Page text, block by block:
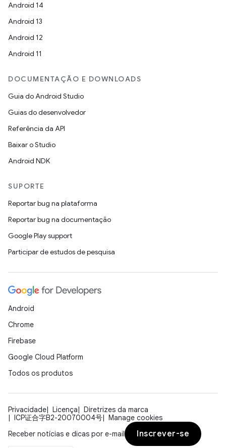
Android 14
Android 13
Android 12
Android 11
DOCUMENTAÇÃO E DOWNLOADS
Guia do Android Studio
Guias do desenvolvedor
Referência da API
Baixar o Studio
Android NDK
SUPORTE
Reportar bug na plataforma
Reportar bug na documentação
Google Play support
Participar de estudos de pesquisa
Android
Chrome
Firebase
Google Cloud Platform
Todos os produtos
Privacidade Licença
Diretrizes da marca
ICP证合字B2-20070004号
Manage cookies
Receber notícias e dicas por e-mail
Inscrever-se